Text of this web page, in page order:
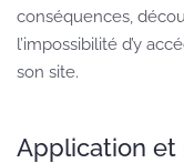
conséquences,
l’impossibilité d’y
son site.
Application et